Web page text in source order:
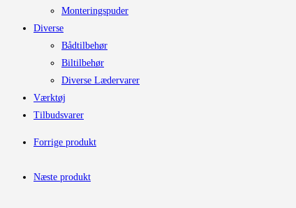
Monteringspuder
Diverse
Bådtilbehør
Biltilbehør
Diverse Lædervarer
Værktøj
Tilbudsvarer
Forrige produkt
Næste produkt